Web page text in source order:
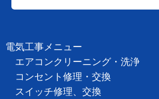
電気工事メニュー
エアコンクリーニング・洗浄
コンセント修理・交換
スイッチ修理、交換